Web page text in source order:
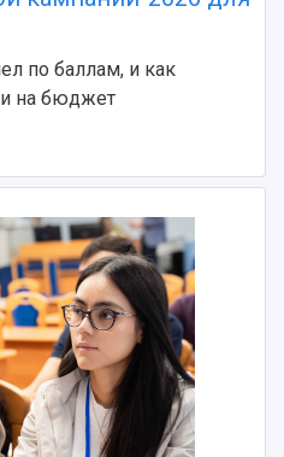
по баллам, и как
на бюджет